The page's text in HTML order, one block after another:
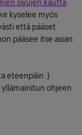
sivujen kautta
kyselee myös
että pääset
pääsee itse asian
eteenpäin :)
ohjeen